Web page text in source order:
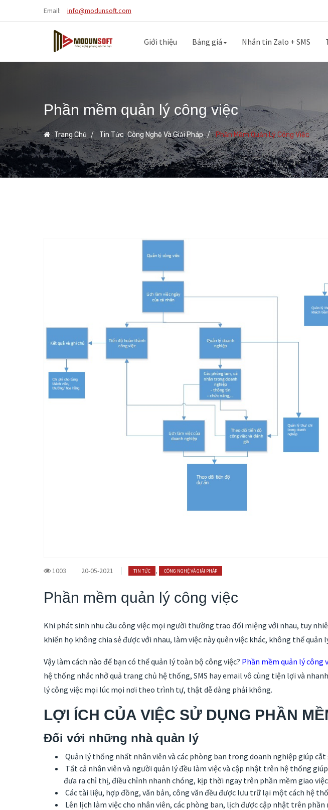
Email: info@modunsoft.com
Giới thiệu Bảng giá Nhắn tin Zalo + SMS
Phần mềm quản lý công việc
Trang Chủ Tin Tức,Công Nghệ Và Giải Pháp Phần Mềm Quản Lý Công Việc
1003 20-05-2021 TIN TỨC , CÔNG NGHỆ VÀ GIẢI PHÁP
Phần mềm quản lý công việc
Khi phát sinh nhu cầu công việc mọi người thường trao đổi miệng với nhau, tuy
khiến họ không chia sẻ được với nhau, làm việc này quên việc khác, không thể
Vậy làm cách nào để bạn có thể quản lý toàn bộ công việc? Phần mềm quản lý công
hệ thống nhắc nhở quả trang chủ hệ thống, SMS hay email vô cùng tiện lợi và
lý công việc mọi lúc mọi nơi theo trình tự, thật dễ dàng phải không.
LỢI ÍCH CỦA VIỆC SỬ DỤNG PHẦN
Đối với những nhà quản lý
Quản lý thống nhất nhân viên và các phòng ban trong doanh nghiệp giúp
Tất cả nhân viên và người quản lý đều làm việc và cập nhật trên hệ thống
đưa ra chỉ thị, điều chỉnh nhanh chóng, kịp thời ngay trên phần mềm giao
Các tài liệu, hợp đồng, văn bản, công văn đều được lưu trữ lại một cách hệ
Lên lịch làm việc cho nhân viên, các phòng ban, lịch được cập nhật trên